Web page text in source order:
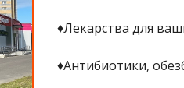
♦️Лекарства для
♦️Антибиотики,